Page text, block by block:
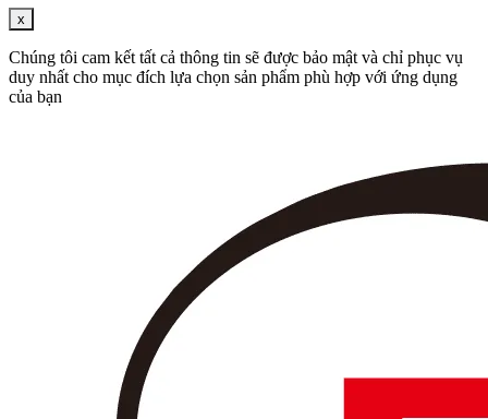
x
Chúng tôi cam kết tất cả thông tin sẽ được bảo mật và chỉ phục vụ
duy nhất cho mục đích lựa chọn sản phẩm phù hợp với ứng dụng
của bạn